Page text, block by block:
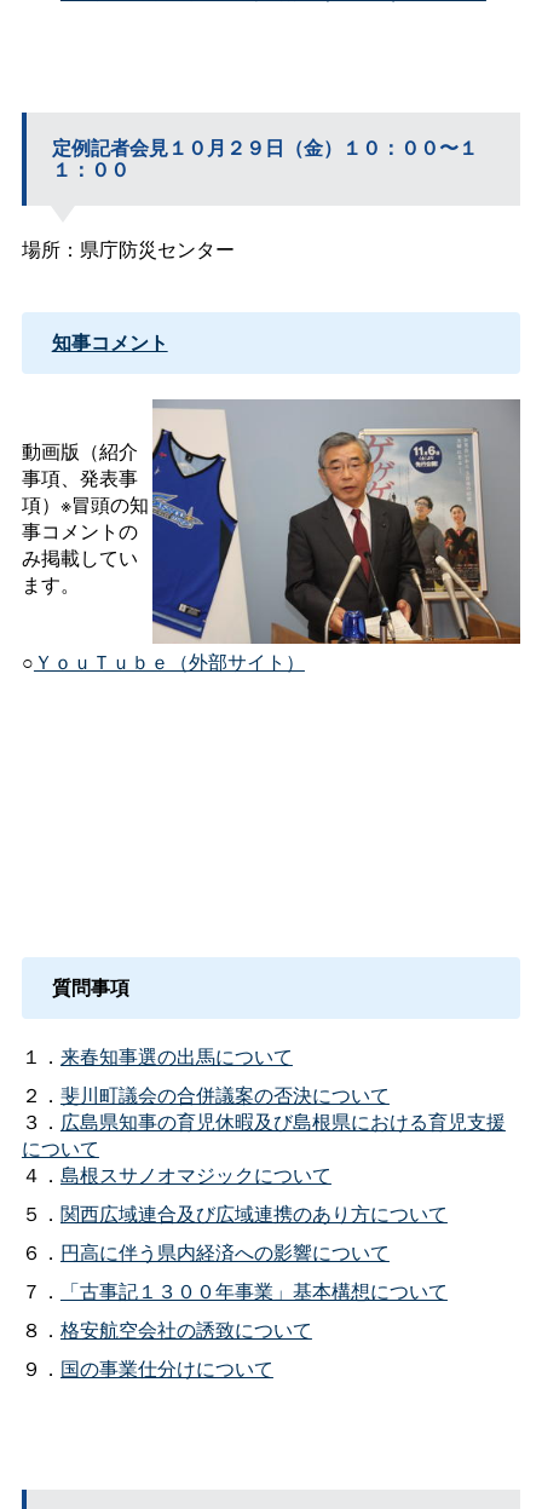
定例記者会見１０月２９日（金）１０：００〜１
１：００
場所：県庁防災センター
知事コメント
動画版（紹介
事項、発表事
項）※冒頭の知
事コメントの
み掲載してい
ます。
○ＹｏｕＴｕｂｅ（外部サイト）
質問事項
１． 来春知事選の出馬について
２． 斐川町議会の合併議案の否決について
３． 広島県知事の育児休暇及び島根県における育児支援
について
４． 島根スサノオマジックについて
５． 関西広域連合及び広域連携のあり方について
６． 円高に伴う県内経済への影響について
７．
「古事記１３００年事業」基本構想について
８． 格安航空会社の誘致について
９． 国の事業仕分けについて